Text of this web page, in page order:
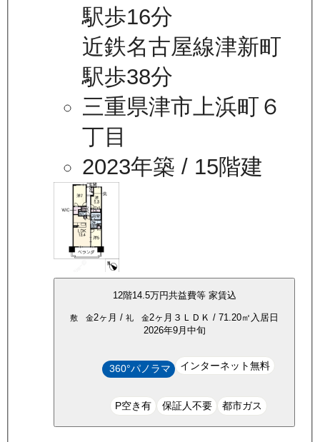
駅歩16分
近鉄名古屋線津新町
駅歩38分
三重県津市上浜町６
丁目
2023年築 / 15階建
12階14.5万円共益費等 家賃込
敷 金2ヶ月 / 礼 金2ヶ月 ３ＬＤＫ / 71.20㎡ 入居日
2026年9月中旬
360°パノラマ インターネット無料
P空き有 保証人不要 都市ガス